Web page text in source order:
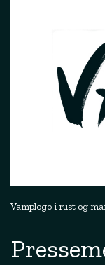
Vamplogo i rust og